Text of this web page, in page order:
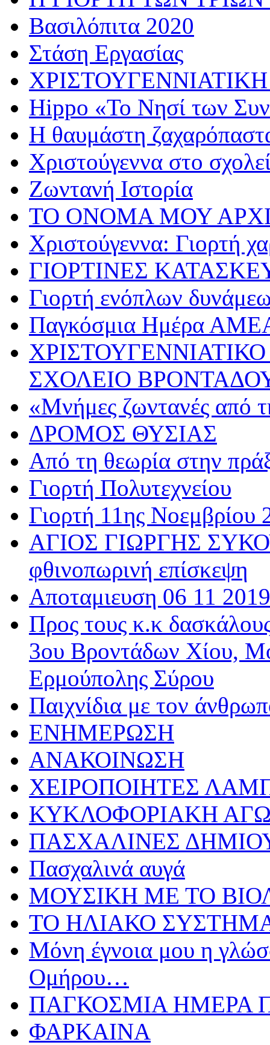
Βασιλόπιτα 2020
Στάση Εργασίας
Hippo «Το Νησί των
Η θαυμάστη
Χριστούγεννα στο
Ζωντανή Ιστορία
ΤΟ ΟΝΟΜΑ ΜΟΥ
Χριστούγεννα: Γιορτή
ΓΙΟΡΤΙΝΕΣ
Γιορτή ενόπλων
Παγκόσμια Ημέρα
ΣΧΟΛΕΙΟ
«Μνήμες ζωντανές από
ΔΡΟΜΟΣ ΘΥΣΙΑΣ
Από τη θεωρία στην
Γιορτή Πολυτεχνείου
Γιορτή 11ης Νοεμβρίου
ΑΓΙΟΣ ΓΙΩΡΓΗΣ
φθινοπωρινή επίσκεψη
Αποταμιευση 06 11 2019
Προς τους κ.κ
3ου Βροντάδων Χίου,
Ερμούπολης Σύρου
Παιχνίδια με τον
ΕΝΗΜΕΡΩΣΗ
ΑΝΑΚΟΙΝΩΣΗ
ΧΕΙΡΟΠΟΙΗΤΕΣ
ΚΥΚΛΟΦΟΡΙΑΚΗ
ΠΑΣΧΑΛΙΝΕΣ
Πασχαλινά αυγά
ΜΟΥΣΙΚΗ ΜΕ ΤΟ
ΤΟ ΗΛΙΑΚΟ
Μόνη έγνοια μου η
Ομήρου…
ΠΑΓΚΟΣΜΙΑ ΗΜΕΡΑ
ΦΑΡΚΑΙΝΑ